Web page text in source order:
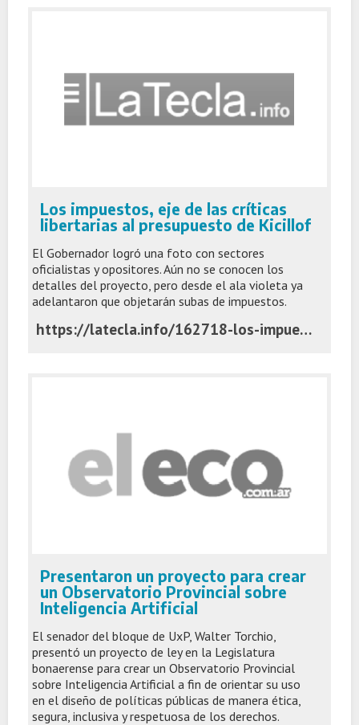
Los impuestos, eje de las críticas
libertarias al presupuesto de Kicillof
El Gobernador logró una foto con sectores
oficialistas y opositores. Aún no se conocen los
detalles del proyecto, pero desde el ala violeta ya
adelantaron que objetarán subas de impuestos.
https://latecla.info/162718-los-impuestos-eje-de-las-criticas-libertarias-al-presupuesto-de-kicillof
Presentaron un proyecto para crear
un Observatorio Provincial sobre
Inteligencia Artificial
El senador del bloque de UxP, Walter Torchio,
presentó un proyecto de ley en la Legislatura
bonaerense para crear un Observatorio Provincial
sobre Inteligencia Artificial a fin de orientar su uso
en el diseño de políticas públicas de manera ética,
segura, inclusiva y respetuosa de los derechos.